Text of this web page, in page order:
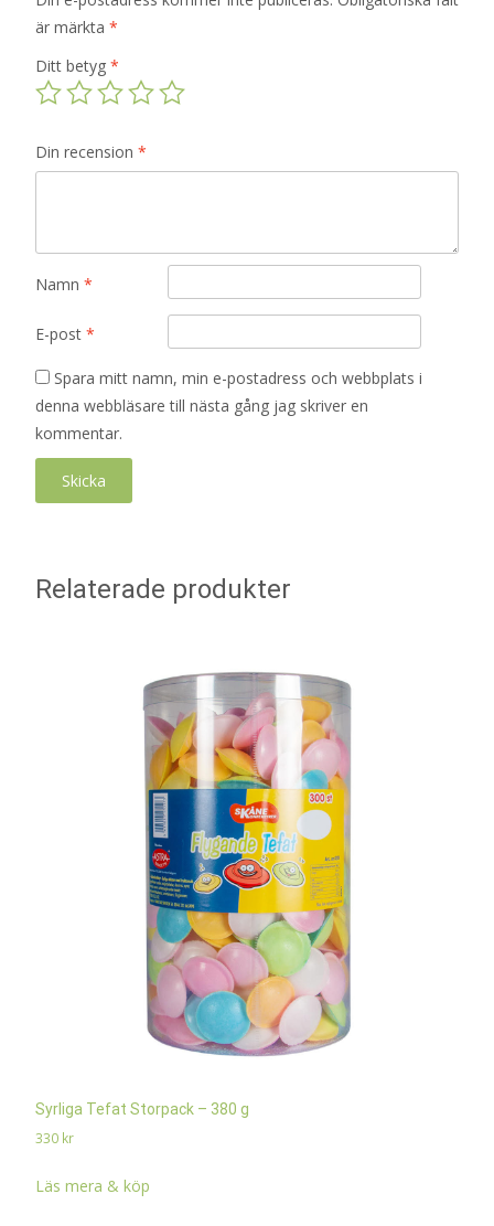
är märkta *
Ditt betyg *
Din recension *
Namn *
E-post *
Spara mitt namn, min e-postadress och webbplats i
denna webbläsare till nästa gång jag skriver en
kommentar.
Relaterade produkter
Syrliga Tefat Storpack – 380 g
330 kr
Läs mera & köp